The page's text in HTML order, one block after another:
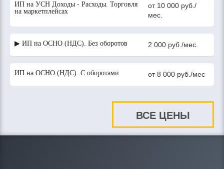
ИП на УСН Доходы - Расходы. Торговля
на маркетплейсах
от 10 000 руб./
мес.
▶ ИП на ОСНО (НДС). Без оборотов 2 000 руб./мес.
ИП на ОСНО (НДС). С оборотами от 8 000 руб./мес
ВСЕ ЦЕНЫ